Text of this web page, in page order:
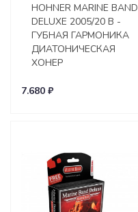
HOHNER MARINE BAND
DELUXE 2005/20 B -
ГУБНАЯ ГАРМОНИКА
ДИАТОНИЧЕСКАЯ
ХОНЕР
7.680 ₽